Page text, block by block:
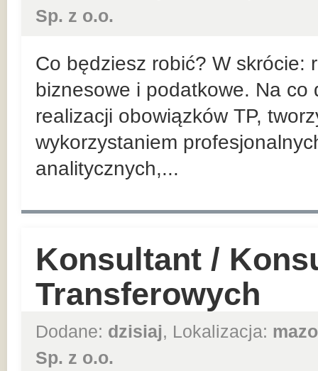
Sp. z o.o.
Co będziesz robić? W skrócie:
biznesowe i podatkowe. Na
realizacji obowiązków TP,
wykorzystaniem
analitycznych,...
Konsultant /
Transferowych
Dodane: dzisiaj, Lokalizacja:
Sp. z o.o.